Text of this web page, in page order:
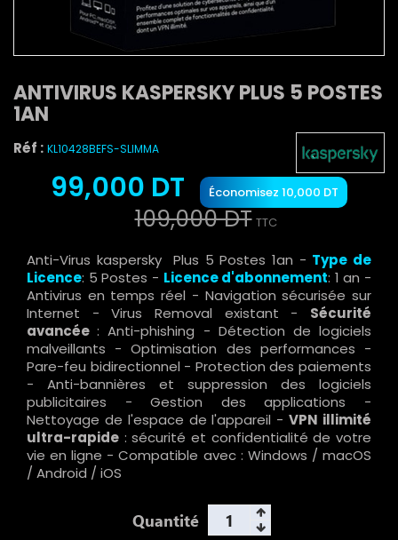
ANTIVIRUS KASPERSKY PLUS 5 POSTES
1AN
Réf : KL10428BEFS-SLIMMA
99,000 DT Économisez 10,000 DT
109,000 DT TTC
Anti-Virus kaspersky Plus 5 Postes 1an - Type de
Licence: 5 Postes - Licence d'abonnement: 1 an -
Antivirus en temps réel - Navigation sécurisée sur
Internet - Virus Removal existant - Sécurité
avancée: Anti-phishing - Détection de logiciels
malveillants - Optimisation des performances -
Pare-feu bidirectionnel - Protection des paiements
- Anti-bannières et suppression des logiciels
publicitaires - Gestion des applications -
Nettoyage de l'espace de l'appareil -VPN illimité
ultra-rapide : sécurité et confidentialité de votre
vie en ligne - Compatible avec : Windows / macOS
/ Android / iOS
Quantité